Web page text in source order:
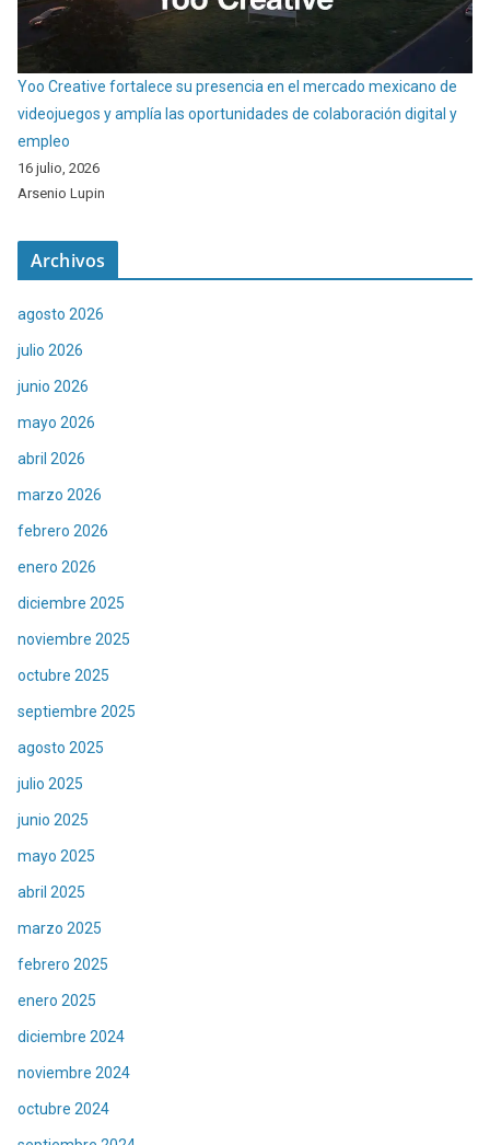
Yoo Creative fortalece su presencia en el mercado mexicano de
videojuegos y amplía las oportunidades de colaboración digital y
empleo
16 julio, 2026
Arsenio Lupin
Archivos
agosto 2026
julio 2026
junio 2026
mayo 2026
abril 2026
marzo 2026
febrero 2026
enero 2026
diciembre 2025
noviembre 2025
octubre 2025
septiembre 2025
agosto 2025
julio 2025
junio 2025
mayo 2025
abril 2025
marzo 2025
febrero 2025
enero 2025
diciembre 2024
noviembre 2024
octubre 2024